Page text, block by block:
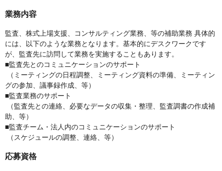
業務内容
監査、株式上場支援、コンサルティング業務、等の補助業務 具体的
には、以下のような業務となります。基本的にデスクワークです
が、監査先に訪問して業務を実施することもあります。
■監査先とのコミュニケーションのサポート
（ミーティングの日程調整、ミーティング資料の準備、ミーティン
グの参加、議事録作成、等）
■監査業務のサポート
（監査先との連絡、必要なデータの収集・整理、監査調書の作成補
助、等）
■監査チーム・法人内のコミュニケーションのサポート
（スケジュールの調整、連絡、等）
応募資格